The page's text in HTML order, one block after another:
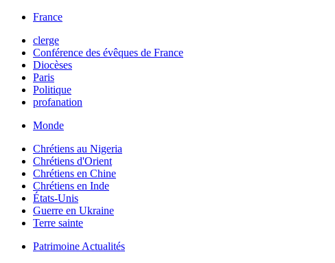
France
clerge
Conférence des évêques de France
Diocèses
Paris
Politique
profanation
Monde
Chrétiens au Nigeria
Chrétiens d'Orient
Chrétiens en Chine
Chrétiens en Inde
États-Unis
Guerre en Ukraine
Terre sainte
Patrimoine Actualités